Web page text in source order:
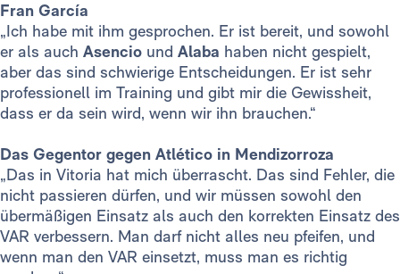
Fran García
„Ich habe mit ihm gesprochen. Er ist bereit, und sowohl
er als auch Asencio und Alaba haben nicht gespielt,
aber das sind schwierige Entscheidungen. Er ist sehr
professionell im Training und gibt mir die Gewissheit,
dass er da sein wird, wenn wir ihn brauchen.“
Das Gegentor gegen Atlético in Mendizorroza
„Das in Vitoria hat mich überrascht. Das sind Fehler, die
nicht passieren dürfen, und wir müssen sowohl den
übermäßigen Einsatz als auch den korrekten Einsatz des
VAR verbessern. Man darf nicht alles neu pfeifen, und
wenn man den VAR einsetzt, muss man es richtig